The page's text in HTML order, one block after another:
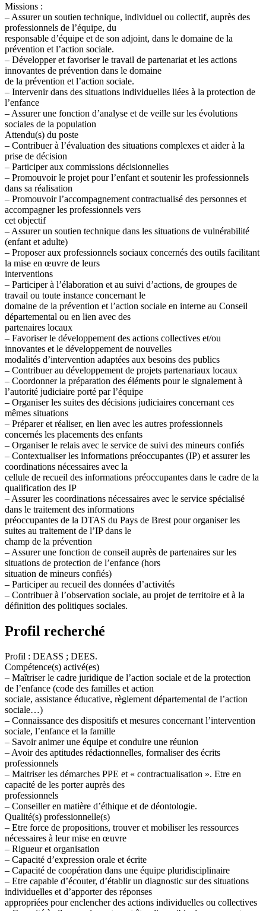
Missions :
– Assurer un soutien technique, individuel ou collectif, auprès des
professionnels de l’équipe, du
responsable d’équipe et de son adjoint, dans le domaine de la
prévention et l’action sociale.
– Développer et favoriser le travail de partenariat et les actions
innovantes de prévention dans le domaine
de la prévention et l’action sociale.
– Intervenir dans des situations individuelles liées à la protection de
l’enfance
– Assurer une fonction d’analyse et de veille sur les évolutions
sociales de la population
Attendu(s) du poste
– Contribuer à l’évaluation des situations complexes et aider à la
prise de décision
– Participer aux commissions décisionnelles
– Promouvoir le projet pour l’enfant et soutenir les professionnels
dans sa réalisation
– Promouvoir l’accompagnement contractualisé des personnes et
accompagner les professionnels vers
cet objectif
– Assurer un soutien technique dans les situations de vulnérabilité
(enfant et adulte)
– Proposer aux professionnels sociaux concernés des outils facilitant
la mise en œuvre de leurs
interventions
– Participer à l’élaboration et au suivi d’actions, de groupes de
travail ou toute instance concernant le
domaine de la prévention et l’action sociale en interne au Conseil
départemental ou en lien avec des
partenaires locaux
– Favoriser le développement des actions collectives et/ou
innovantes et le développement de nouvelles
modalités d’intervention adaptées aux besoins des publics
– Contribuer au développement de projets partenariaux locaux
– Coordonner la préparation des éléments pour le signalement à
l’autorité judiciaire porté par l’équipe
– Organiser les suites des décisions judiciaires concernant ces
mêmes situations
– Préparer et réaliser, en lien avec les autres professionnels
concernés les placements des enfants
– Organiser le relais avec le service de suivi des mineurs confiés
– Contextualiser les informations préoccupantes (IP) et assurer les
coordinations nécessaires avec la
cellule de recueil des informations préoccupantes dans le cadre de la
qualification des IP
– Assurer les coordinations nécessaires avec le service spécialisé
dans le traitement des informations
préoccupantes de la DTAS du Pays de Brest pour organiser les
suites au traitement de l’IP dans le
champ de la prévention
– Assurer une fonction de conseil auprès de partenaires sur les
situations de protection de l’enfance (hors
situation de mineurs confiés)
– Participer au recueil des données d’activités
– Contribuer à l’observation sociale, au projet de territoire et à la
définition des politiques sociales.
Profil recherché
Profil : DEASS ; DEES.
Compétence(s) activé(es)
– Maîtriser le cadre juridique de l’action sociale et de la protection
de l’enfance (code des familles et action
sociale, assistance éducative, règlement départemental de l’action
sociale…)
– Connaissance des dispositifs et mesures concernant l’intervention
sociale, l’enfance et la famille
– Savoir animer une équipe et conduire une réunion
– Avoir des aptitudes rédactionnelles, formaliser des écrits
professionnels
– Maitriser les démarches PPE et « contractualisation ». Etre en
capacité de les porter auprès des
professionnels
– Conseiller en matière d’éthique et de déontologie.
Qualité(s) professionnelle(s)
– Etre force de propositions, trouver et mobiliser les ressources
nécessaires à leur mise en œuvre
– Rigueur et organisation
– Capacité d’expression orale et écrite
– Capacité de coopération dans une équipe pluridisciplinaire
– Etre capable d’écouter, d’établir un diagnostic sur des situations
individuelles et d’apporter des réponses
appropriées pour enclencher des actions individuelles ou collectives